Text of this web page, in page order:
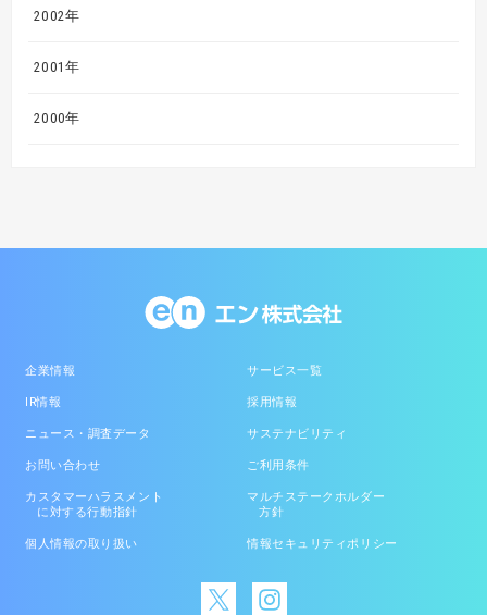
2002年
2001年
2000年
企業情報 サービス一覧
IR情報 採用情報
ニュース・調査データ サステナビリティ
お問い合わせ ご利用条件
カスタマーハラスメント
に対する行動指針
マルチステークホルダー
方針
個人情報の取り扱い 情報セキュリティポリシー